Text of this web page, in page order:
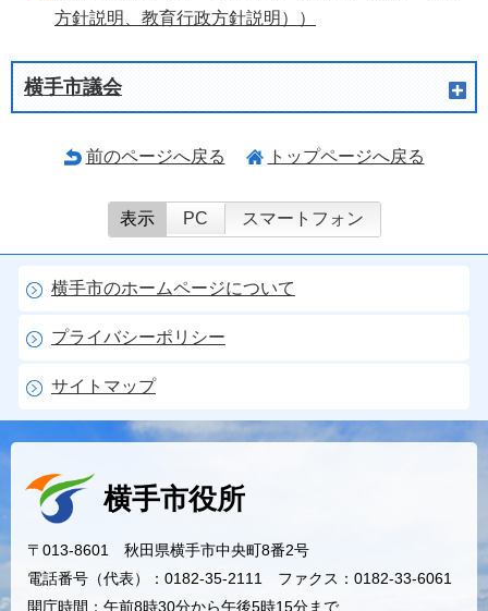
方針説明、教育行政方針説明））
横手市議会
前のページへ戻る トップページへ戻る
表示 PC スマートフォン
横手市のホームページについて
プライバシーポリシー
サイトマップ
横手市役所
〒013-8601 秋田県横手市中央町8番2号
電話番号（代表）：0182-35-2111 ファクス：0182-33-6061
開庁時間：午前8時30分から午後5時15分まで